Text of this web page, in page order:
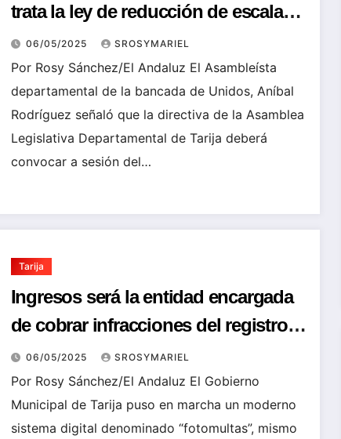
trata la ley de reducción de escala
salarial la próxima semana, será
tarea de la nueva directiva”
06/05/2025 SROSYMARIEL
Por Rosy Sánchez/El Andaluz El Asambleísta
departamental de la bancada de Unidos, Aníbal
Rodríguez señaló que la directiva de la Asamblea
Legislativa Departamental de Tarija deberá
convocar a sesión del…
Tarija
Ingresos será la entidad encargada
de cobrar infracciones del registro
de “fotomultas”
06/05/2025 SROSYMARIEL
Por Rosy Sánchez/El Andaluz El Gobierno
Municipal de Tarija puso en marcha un moderno
sistema digital denominado “fotomultas”, mismo